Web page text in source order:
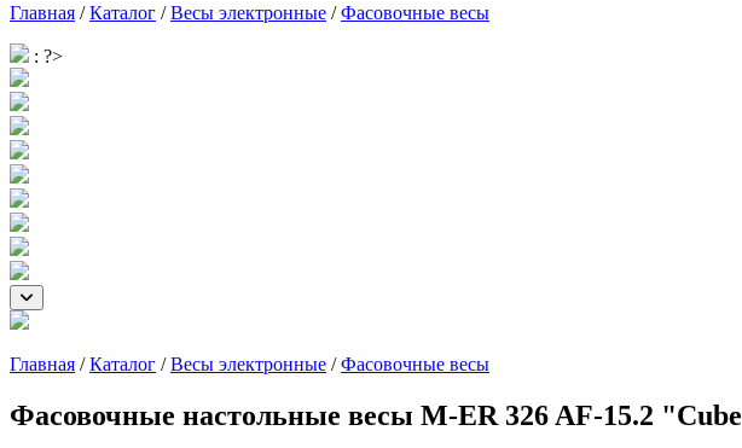
Главная /Каталог /Весы электронные /Фасовочные весы
: ?>
Главная /Каталог /Весы электронные /Фасовочные весы
Фасовочные настольные весы M-ER 326 AF-15.2